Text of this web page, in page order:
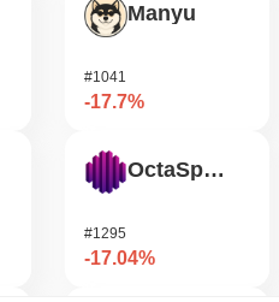
Manyu
#1041
-17.7%
OctaSpace
#1295
-17.04%